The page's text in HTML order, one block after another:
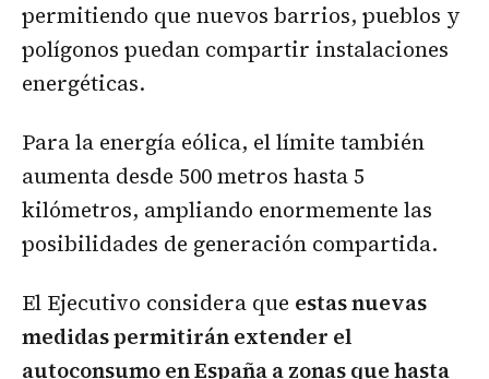
permitiendo que nuevos barrios, pueblos y
polígonos puedan compartir instalaciones
energéticas.
Para la energía eólica, el límite también
aumenta desde 500 metros hasta 5
kilómetros, ampliando enormemente las
posibilidades de generación compartida.
El Ejecutivo considera que estas nuevas
medidas permitirán extender el
autoconsumo en España a zonas que hasta